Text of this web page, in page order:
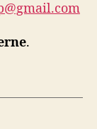
.